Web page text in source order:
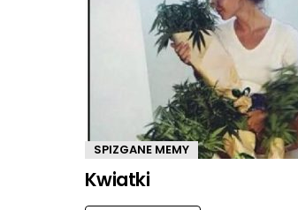
SPIZGANE MEMY
Kwiatki